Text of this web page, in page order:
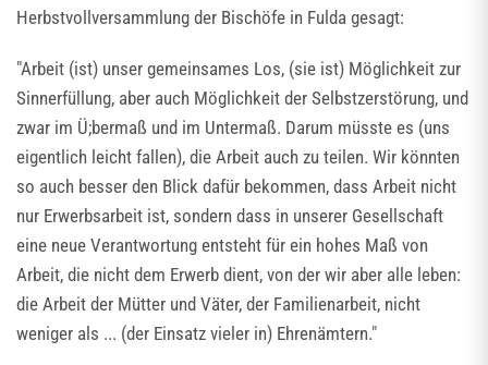
Herbstvollversammlung der Bischöfe in Fulda gesagt:
"Arbeit (ist) unser gemeinsames Los, (sie ist) Möglichkeit zur
Sinnerfüllung, aber auch Möglichkeit der Selbstzerstörung, und
zwar im Ü;bermaß und im Untermaß. Darum müsste es (uns
eigentlich leicht fallen), die Arbeit auch zu teilen. Wir könnten
so auch besser den Blick dafür bekommen, dass Arbeit nicht
nur Erwerbsarbeit ist, sondern dass in unserer Gesellschaft
eine neue Verantwortung entsteht für ein hohes Maß von
Arbeit, die nicht dem Erwerb dient, von der wir aber alle leben:
die Arbeit der Mütter und Väter, der Familienarbeit, nicht
weniger als ... (der Einsatz vieler in) Ehrenämtern."